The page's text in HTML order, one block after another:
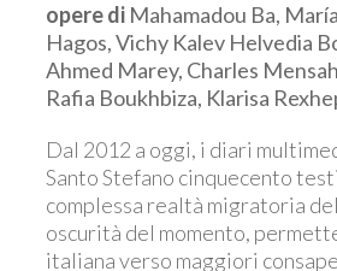
opere di Mahamadou Ba,
Hagos, Vichy Kalev Helvedia
Ahmed Marey, Charles
Rafia Boukhbiza, Klarisa
Dal 2012 a oggi, i diari
Santo Stefano cinquecento
complessa realtà migratoria
oscurità del momento,
italiana verso maggiori